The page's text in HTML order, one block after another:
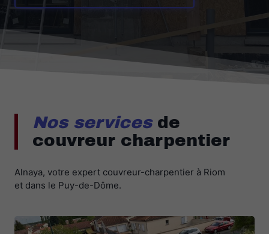
Nos servicesde
couvreur charpentier
Alnaya, votre expert couvreur-charpentier à Riom
et dans le Puy-de-Dôme.